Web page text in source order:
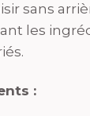
sans
les
: